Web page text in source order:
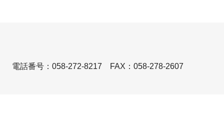
電話番号：058-272-8217
FAX：058-278-2607